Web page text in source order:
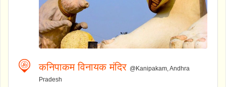
कनिपाकम विनायक मंदिर @Kanipakam, Andhra
Pradesh